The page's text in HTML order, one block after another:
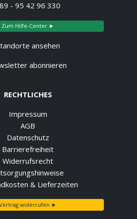
- 95 42 96 330
Zum Hilfe-Center ►
ansehen
abonnieren
RECHTLICHES
Impressum
AGB
Datenschutz
Barrierefreiheit
Widerrufsrecht
& Lieferzeiten
widerrufen ►